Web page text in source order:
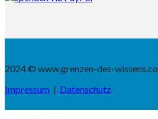
2024 © www.grenzen-des-
Impressum | Datenschutz